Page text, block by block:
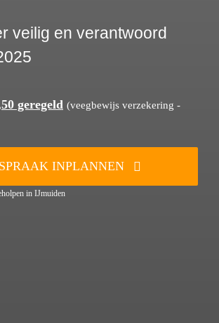
veilig en verantwoord
geregeld (veegbewijs verzekering -
INPLANNEN
in IJmuiden